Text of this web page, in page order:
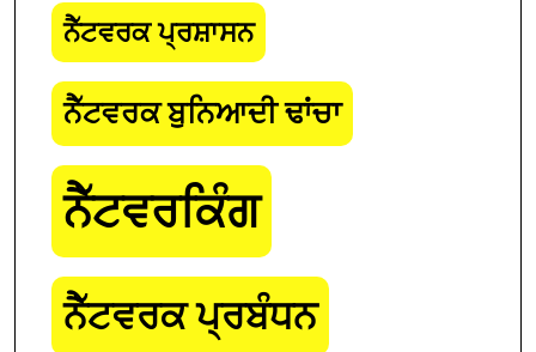
ਨੈੱਟਵਰਕ ਪ੍ਰਸ਼ਾਸਨ
ਨੈੱਟਵਰਕ ਬੁਨਿਆਦੀ ਢਾਂਚਾ
ਨੈੱਟਵਰਕਿੰਗ
ਨੈੱਟਵਰਕ ਪ੍ਰਬੰਧਨ